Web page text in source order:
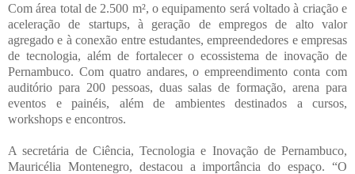
Com área total de 2.500 m², o equipamento será voltado à criação e
aceleração de startups, à geração de empregos de alto valor
agregado e à conexão entre estudantes, empreendedores e empresas
de tecnologia, além de fortalecer o ecossistema de inovação de
Pernambuco. Com quatro andares, o empreendimento conta com
auditório para 200 pessoas, duas salas de formação, arena para
eventos e painéis, além de ambientes destinados a cursos,
workshops e encontros.
A secretária de Ciência, Tecnologia e Inovação de Pernambuco,
Mauricélia Montenegro, destacou a importância do espaço. “O